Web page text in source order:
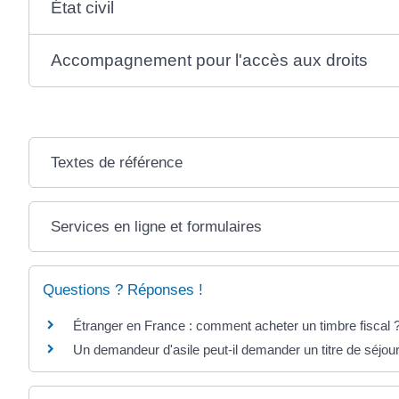
État civil
Accompagnement pour l'accès aux droits
Textes de référence
Services en ligne et formulaires
Questions ? Réponses !
Étranger en France : comment acheter un timbre fiscal
Un demandeur d'asile peut-il demander un titre de